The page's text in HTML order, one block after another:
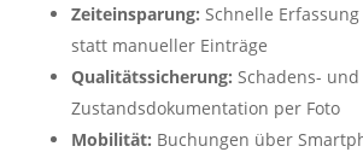
Zeiteinsparung: Schnelle
statt manueller Einträge
Qualitätssicherung: Schadens- und
Zustandsdokumentation per Foto
Mobilität: Buchungen über